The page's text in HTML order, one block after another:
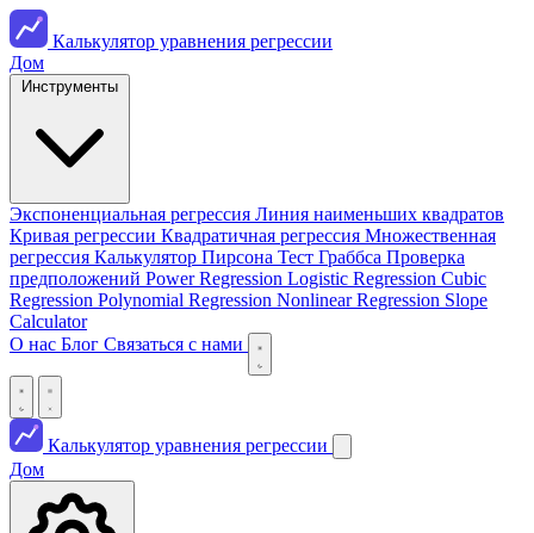
Калькулятор уравнения регрессии
Дом
Экспоненциальная регрессия Линия наименьших квадратов
Кривая регрессии Квадратичная регрессия Множественная
регрессия Калькулятор Пирсона Тест Граббса Проверка
предположений Power Regression Logistic Regression Cubic
Regression Polynomial Regression Nonlinear Regression Slope
Calculator
О нас Блог Связаться с нами
Калькулятор уравнения регрессии
Дом